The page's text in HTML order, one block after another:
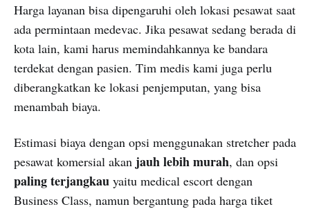
Harga layanan bisa dipengaruhi oleh lokasi pesawat saat
ada permintaan medevac. Jika pesawat sedang berada di
kota lain, kami harus memindahkannya ke bandara
terdekat dengan pasien. Tim medis kami juga perlu
diberangkatkan ke lokasi penjemputan, yang bisa
menambah biaya.
Estimasi biaya dengan opsi menggunakan stretcher pada
pesawat komersial akan jauh lebih murah, dan opsi
paling terjangkau yaitu medical escort dengan
Business Class, namun bergantung pada harga tiket